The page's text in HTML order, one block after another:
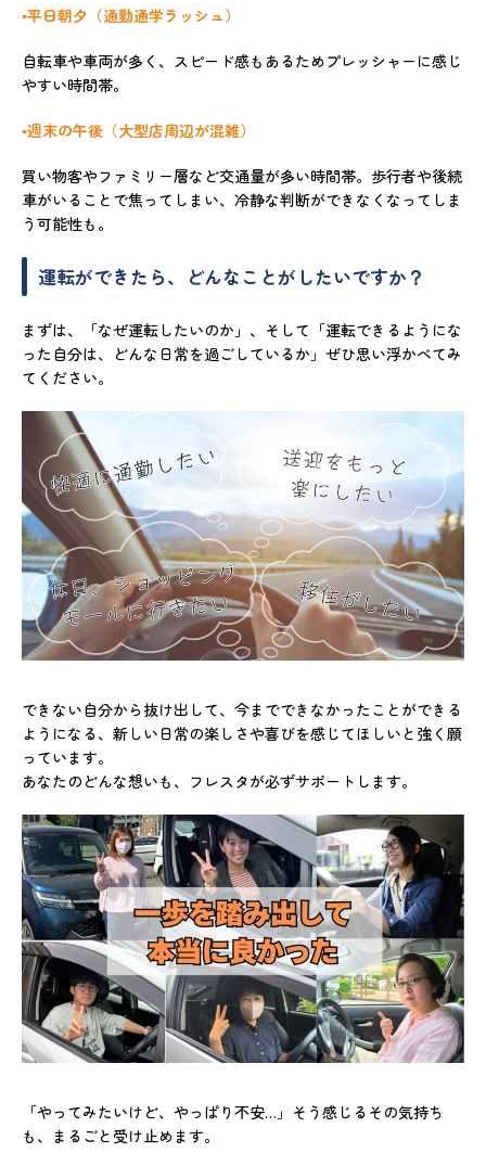
▪️平日朝夕（通勤通学ラッシュ）
自転車や車両が多く、スピード感もあるためプレッシャーに感じ
やすい時間帯。
▪️週末の午後（大型店周辺が混雑）
買い物客やファミリー層など交通量が多い時間帯。歩行者や後続
車がいることで焦ってしまい、冷静な判断ができなくなってしま
う可能性も。
運転ができたら、どんなことがしたいですか？
まずは、「なぜ運転したいのか」、そして「運転できるようにな
った自分は、どんな日常を過ごしているか」ぜひ思い浮かべてみ
てください。
できない自分から抜け出して、今までできなかったことができる
ようになる、新しい日常の楽しさや喜びを感じてほしいと強く願
っています。
あなたのどんな想いも、フレスタが必ずサポートします。
「やってみたいけど、やっぱり不安…」そう感じるその気持ち
も、まるごと受け止めます。